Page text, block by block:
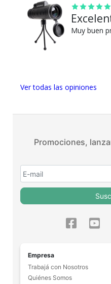
Muy buen
Ver todas las opiniones
positivas
5 estrellas
5 estrellas
Seguro de
Garantía
Promociones,
Empresa
Trabajá con Nosotros
Quiénes Somos